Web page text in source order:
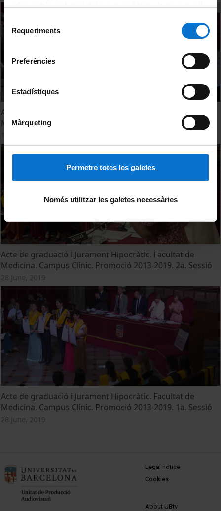
consultar laPolítica de galetes del lloc web de la
Requeriments
Preferències
Estadístiques
Màrqueting
Permetre totes les galetes
Només utilitzar les galetes necessàries
Acte de graduació i Jurament Hipocràtic. Facultat de
Medicina. Campus Bellvitge. Promoció 2020
Acte de graduació i Jurament Hipocràtic. Facultat de
Medicina. Campus Clínic. Promoció 2013-2019. 2a. Sessió
28 June, 2019
Acte de graduació i Jurament Hipocràtic. Facultat de
Medicina. Campus Clínic. Promoció 2013-2019. 1a. Sessió
28 June, 2019
MENÚ PEU 1
Legal notice
Cookies
PEU 2
About UBtv